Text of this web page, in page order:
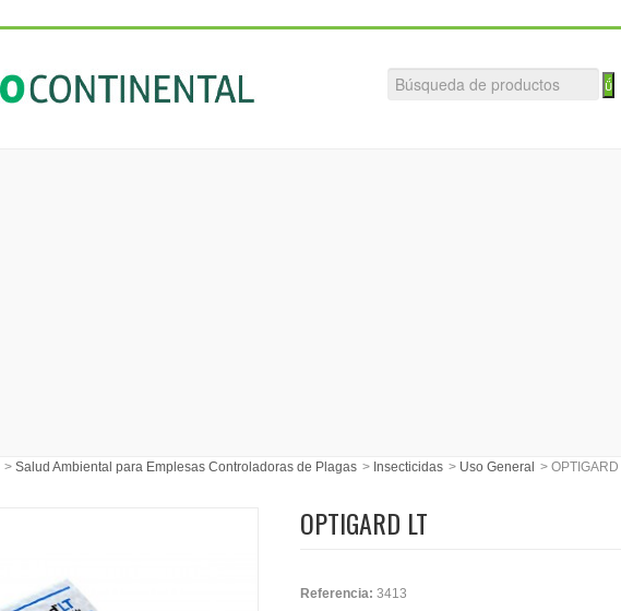
> Salud Ambiental para Emplesas Controladoras de Plagas > Insecticidas > Uso General > OPTIGARD
OPTIGARD LT
Referencia: 3413